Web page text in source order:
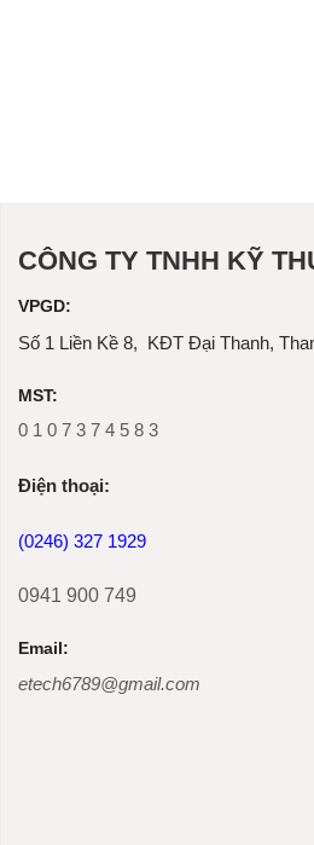
CÔNG TY TNHH KỸ
VPGD:
Số 1 Liền Kề 8, KĐT Đại Thanh,
MST:
0 1 0 7 3 7 4 5 8 3
Ðiện thoại:
(0246) 327 1929
0941 900 749
Email:
etech6789@gmail.com